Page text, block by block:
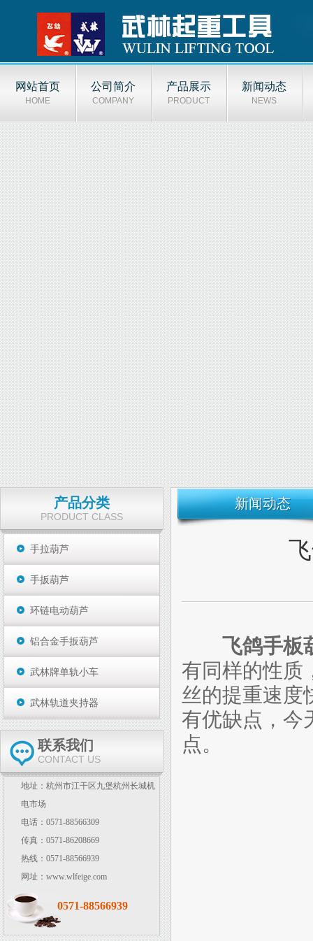
网站首页
HOME
公司简介
COMPANY
产品展示
PRODUCT
新闻动态
NEWS
产品分类
PRODUCT CLASS
手拉葫芦
手扳葫芦
环链电动葫芦
铝合金手扳葫芦
武林牌单轨小车
武林轨道夹持器
联系我们
CONTACT US
地址：杭州市江干区九堡杭州长城机
电市场
电话：0571-88566309
传真：0571-86208669
热线：0571-88566939
网址：www.wlfeige.com
0571-88566939
新闻动态
飞鸽手板
有同样的性质
丝的提重速度
有优缺点，今
点。